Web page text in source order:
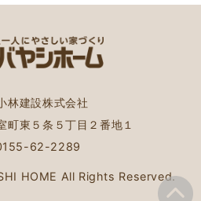
林建設株式会社
町東５条５丁目２番地１
62-2289
HOME All Rights Reserved.